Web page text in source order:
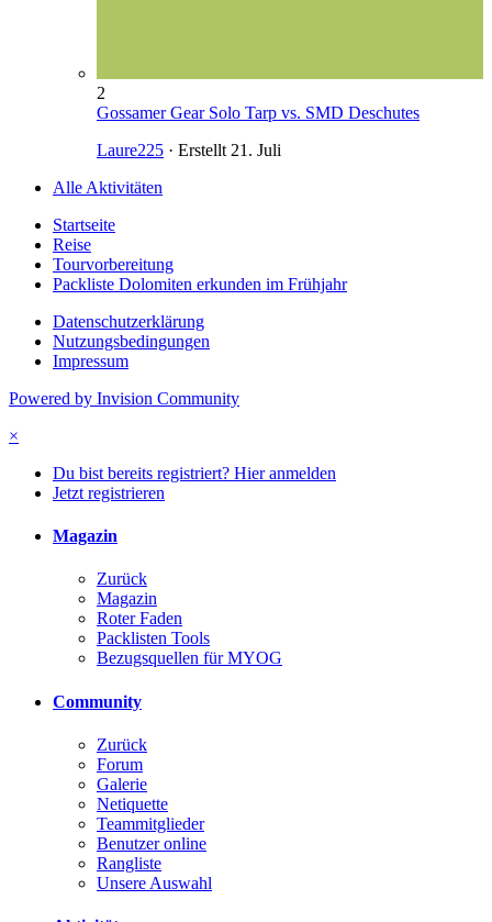
2
Gossamer Gear Solo Tarp vs. SMD Deschutes
Laure225 · Erstellt 21. Juli
Alle Aktivitäten
Startseite
Reise
Tourvorbereitung
Packliste Dolomiten erkunden im Frühjahr
Datenschutzerklärung
Nutzungsbedingungen
Impressum
Powered by Invision Community
×
Du bist bereits registriert? Hier anmelden
Jetzt registrieren
Magazin
Zurück
Magazin
Roter Faden
Packlisten Tools
Bezugsquellen für MYOG
Community
Zurück
Forum
Galerie
Netiquette
Teammitglieder
Benutzer online
Rangliste
Unsere Auswahl